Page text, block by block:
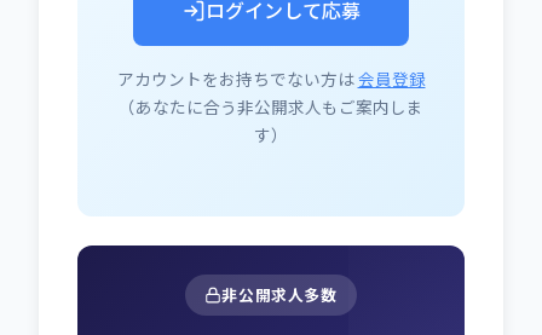
ログインして応募
アカウントをお持ちでない方は会員登録
（あなたに合う非公開求人もご案内しま
す）
非公開求人多数